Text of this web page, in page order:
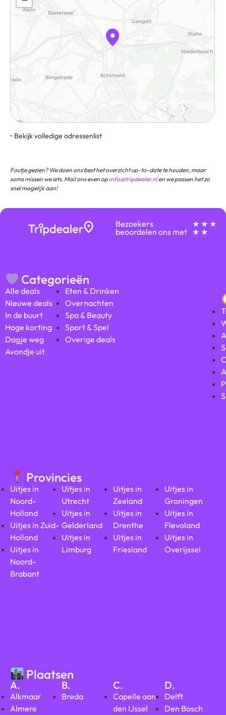
• Bekijk volledige odressenlist
Foutje gezien? We doen ons best het overzicht up-to-date te houden, maar
soms missen we iets. Mail ons even opinfo@tripdealer.nlen we passen het zo
snel mogelijk aan!
Bezoekers
beoordelen ons met
★ ★ ★
★ ★
Categorieën
Alle deals
Nieuwe deals
In de buurt
Hoge korting
Dagje weg
Avondje uit
Eten & Drinken
Overnachten
Spa & Beauty
Sport & Spel
Overige deals
Provincies
Uitjes in
Noord-
Holland
Uitjes in Zuid-
Holland
Uitjes in
Noord-
Brabant
Uitjes in
Utrecht
Uitjes in
Gelderland
Uitjes in
Limburg
Uitjes in
Zeeland
Uitjes in
Drenthe
Uitjes in
Friesland
Uitjes in
Groningen
Uitjes in
Flevoland
Uitjes in
Overijssel
Plaatsen
A.
Alkmaar
Almere
B.
Breda
C.
Capelle aan
den IJssel
D.
Delft
Den Bosch